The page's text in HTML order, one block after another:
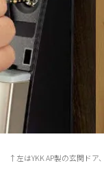
↑左はYKK AP製の玄関ドア